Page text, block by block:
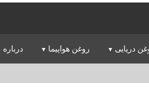
دریایی روغن هواپیما درباره